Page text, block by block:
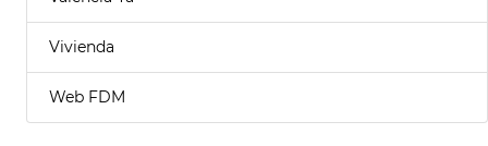
Vivienda
Web FDM